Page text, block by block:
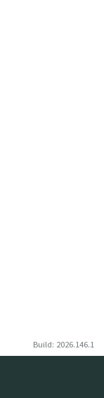
Build: 2026.146.1